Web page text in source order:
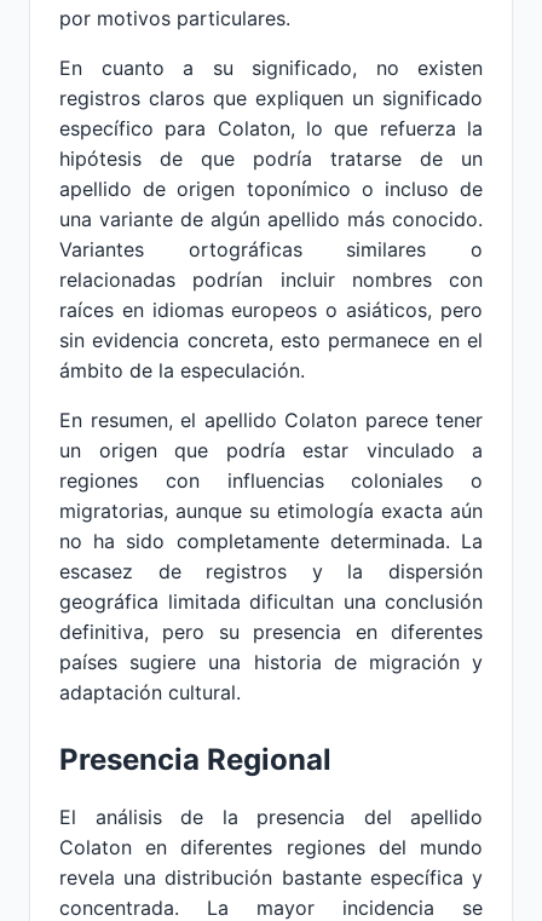
por motivos particulares.
En cuanto a su significado, no existen
registros claros que expliquen un significado
específico para Colaton, lo que refuerza la
hipótesis de que podría tratarse de un
apellido de origen toponímico o incluso de
una variante de algún apellido más conocido.
Variantes ortográficas similares o
relacionadas podrían incluir nombres con
raíces en idiomas europeos o asiáticos, pero
sin evidencia concreta, esto permanece en el
ámbito de la especulación.
En resumen, el apellido Colaton parece tener
un origen que podría estar vinculado a
regiones con influencias coloniales o
migratorias, aunque su etimología exacta aún
no ha sido completamente determinada. La
escasez de registros y la dispersión
geográfica limitada dificultan una conclusión
definitiva, pero su presencia en diferentes
países sugiere una historia de migración y
adaptación cultural.
Presencia Regional
El análisis de la presencia del apellido
Colaton en diferentes regiones del mundo
revela una distribución bastante específica y
concentrada. La mayor incidencia se